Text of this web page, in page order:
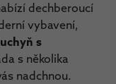
dechberoucí
vybavení,
s
s několika
nadchnou.